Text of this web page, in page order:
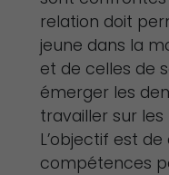
relation doit
jeune dans la
et de celles de
émerger les
travailler sur
L’objectif est
compétences